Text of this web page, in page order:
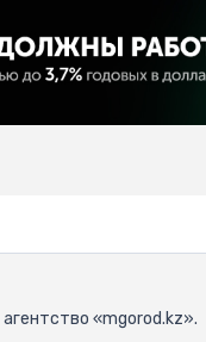
«mgorod.kz».